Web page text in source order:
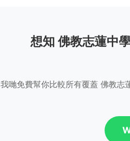
想知 佛教志蓮中
我哋免費幫你比較所有覆蓋 佛教